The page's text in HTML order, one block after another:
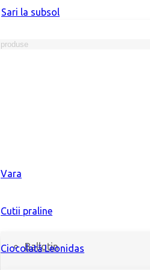
Sari la subsol
Vara
Cutii praline
Ballotin
Ciocolată Leonidas